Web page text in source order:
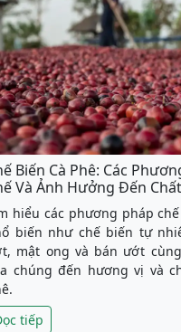
Biến Cà Phê: Các
Và Ảnh Hưởng Đến
hiểu các phương pháp
biến như chế biến tự
mật ong và bán ướt
chúng đến hương vị và
tiếp